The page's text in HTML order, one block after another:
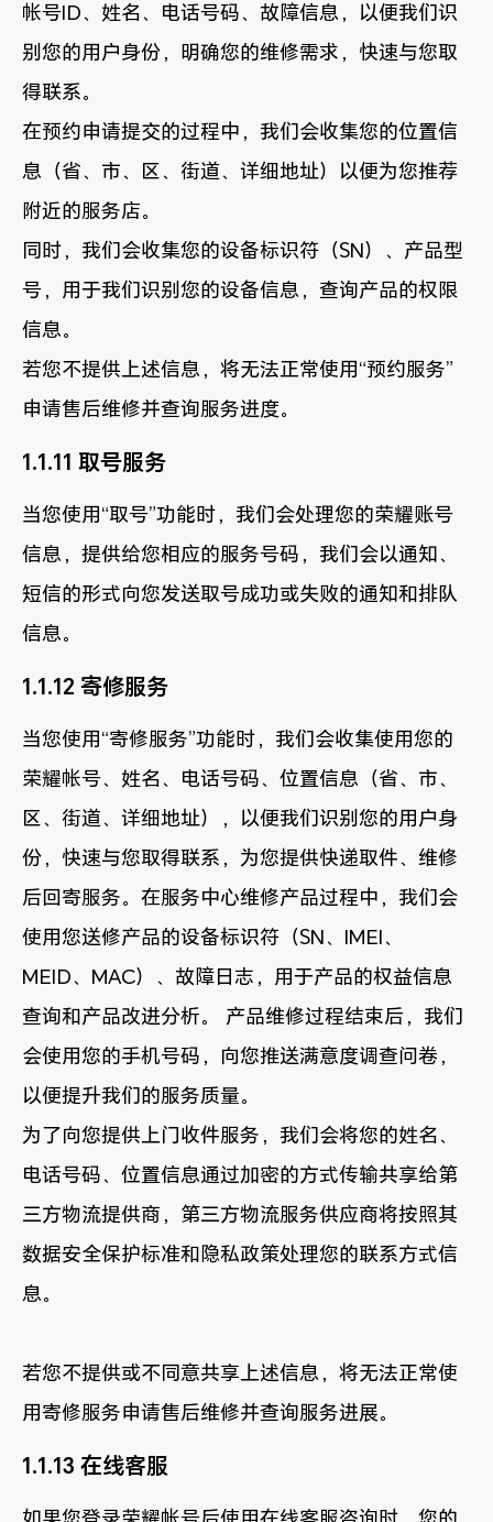
帐号ID、姓名、电话号码、故障信息，以便我们识
别您的用户身份，明确您的维修需求，快速与您取
得联系。
在预约申请提交的过程中，我们会收集您的位置信
息（省、市、区、街道、详细地址）以便为您推荐
附近的服务店。
同时，我们会收集您的设备标识符（SN）、产品型
号，用于我们识别您的设备信息，查询产品的权限
信息。
若您不提供上述信息，将无法正常使用“预约服务”
申请售后维修并查询服务进度。
1.1.11 取号服务
当您使用“取号”功能时，我们会处理您的荣耀账号
信息，提供给您相应的服务号码，我们会以通知、
短信的形式向您发送取号成功或失败的通知和排队
信息。
1.1.12 寄修服务
当您使用“寄修服务”功能时，我们会收集使用您的
荣耀帐号、姓名、电话号码、位置信息（省、市、
区、街道、详细地址），以便我们识别您的用户身
份，快速与您取得联系，为您提供快递取件、维修
后回寄服务。在服务中心维修产品过程中，我们会
使用您送修产品的设备标识符（SN、IMEI、
MEID、MAC）、故障日志，用于产品的权益信息
查询和产品改进分析。 产品维修过程结束后，我们
会使用您的手机号码，向您推送满意度调查问卷，
以便提升我们的服务质量。
为了向您提供上门收件服务，我们会将您的姓名、
电话号码、位置信息通过加密的方式传输共享给第
三方物流提供商，第三方物流服务供应商将按照其
数据安全保护标准和隐私政策处理您的联系方式信
息。
若您不提供或不同意共享上述信息，将无法正常使
用寄修服务申请售后维修并查询服务进展。
1.1.13 在线客服